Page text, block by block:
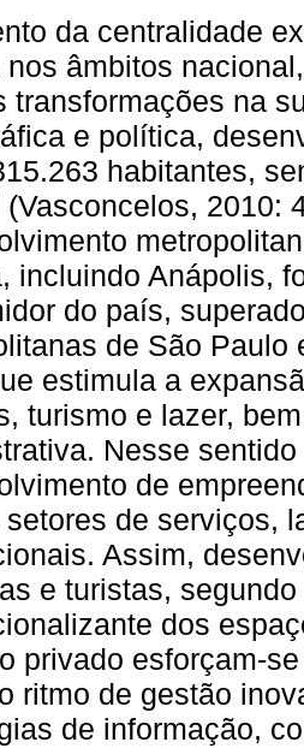
da centralidade
nos âmbitos
transformações na
e política,
habitantes,
(Vasconcelos, 2010:
incluindo Anápolis,
do país,
de São Paulo
estimula a
turismo e lazer,
Nesse
de
setores de serviços,
Assim,
e turistas,
dos
privado esforçam-
ritmo de gestão
de informação,